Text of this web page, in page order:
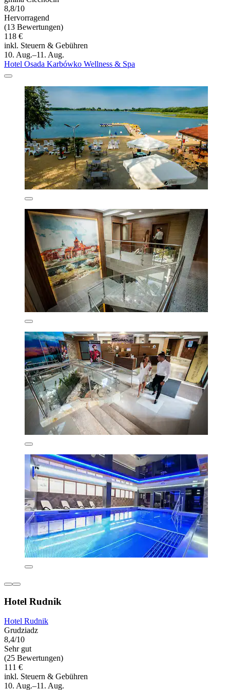
8,8/10
Hervorragend
(13 Bewertungen)
118 €
inkl. Steuern & Gebühren
10. Aug.–11. Aug.
Hotel Osada Karbówko Wellness & Spa
Hotel Rudnik
Hotel Rudnik
Grudziadz
8,4/10
Sehr gut
(25 Bewertungen)
111 €
inkl. Steuern & Gebühren
10. Aug.–11. Aug.